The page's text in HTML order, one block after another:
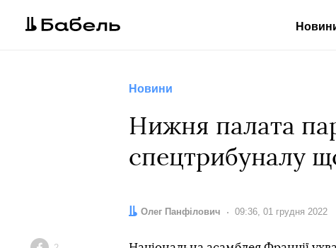
Новини
Нижня палата
спецтрибуналу
Автор:
Олег Панфілович Дата:
09:36, 01 грудня 2022